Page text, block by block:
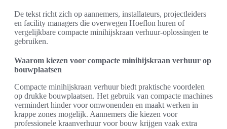
De tekst richt zich op aannemers, installateurs, projectleiders
en facility managers die overwegen Hoeflon huren of
vergelijkbare compacte minihijskraan verhuur-oplossingen te
gebruiken.
Waarom kiezen voor compacte minihijskraan verhuur op
bouwplaatsen
Compacte minihijskraan verhuur biedt praktische voordelen
op drukke bouwplaatsen. Het gebruik van compacte machines
vermindert hinder voor omwonenden en maakt werken in
krappe zones mogelijk. Aannemers die kiezen voor
professionele kraanverhuur voor bouw krijgen vaak extra